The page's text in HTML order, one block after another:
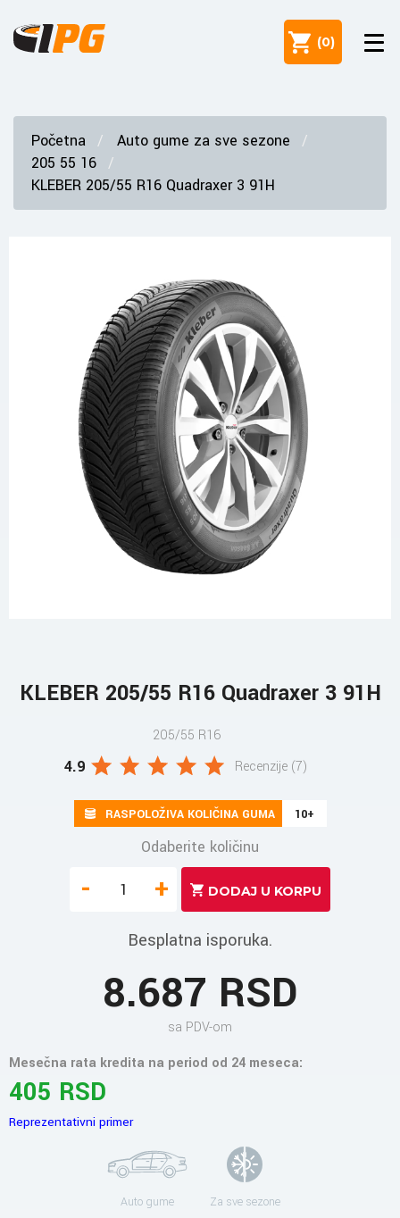
(0)
Početna
Auto gume za sve sezone
205 55 16
KLEBER 205/55 R16 Quadraxer 3 91H
KLEBER 205/55 R16 Quadraxer 3 91H
205/55 R16
4.9 Recenzije (7)
RASPOLOŽIVA KOLIČINA GUMA 10+
Odaberite količinu
- +
Besplatna isporuka.
8.687 RSD
sa PDV-om
Mesečna rata kredita na period od 24 meseca:
405 RSD
Reprezentativni primer
Auto gume Za sve sezone